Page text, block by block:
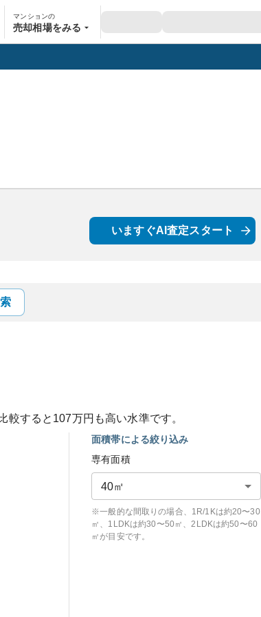
マンションの
売却相場をみる
いますぐAI査定スタート
較すると 107万円も高い水準です。
面積帯による絞り込み
専有面積
40㎡
※一般的な間取りの場合、1R/1Kは約20〜30
㎡、1LDKは約30〜50㎡、2LDKは約50〜60
㎡が目安です。